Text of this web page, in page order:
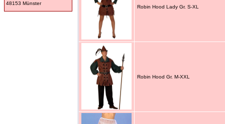
48153 Münster
Robin Hood Lady Gr. S-XL
Robin Hood Gr. M-XXL